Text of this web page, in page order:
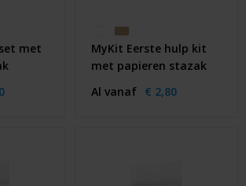
met
MyKit Eerste hulp kit
met papieren stazak
Al vanaf € 2,80